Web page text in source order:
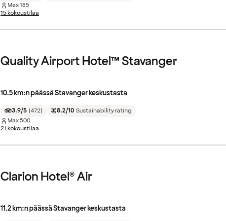
Max185
15 kokoustilaa
Quality Airport Hotel™ Stavanger
10.5 km:n päässä Stavanger keskustasta
3.9/5 (472) 8.2/10 Sustainability rating
Max500
21 kokoustilaa
Clarion Hotel® Air
11.2 km:n päässä Stavanger keskustasta